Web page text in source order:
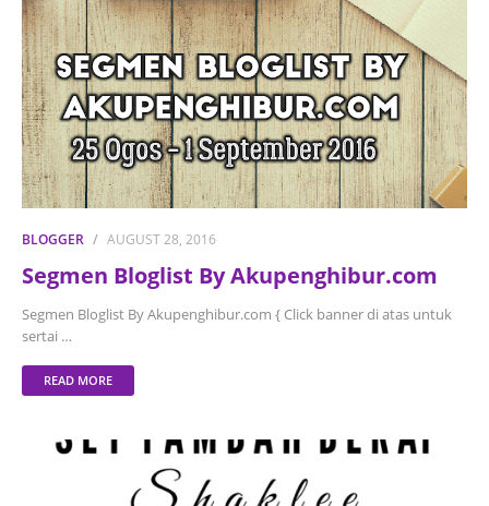
BLOGGER AUGUST 28, 2016
Segmen Bloglist By Akupenghibur.com
Segmen Bloglist By Akupenghibur.com { Click banner di atas untuk
sertai …
READ MORE